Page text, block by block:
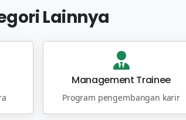
Lainnya
Management Trainee
Program pengembangan karir